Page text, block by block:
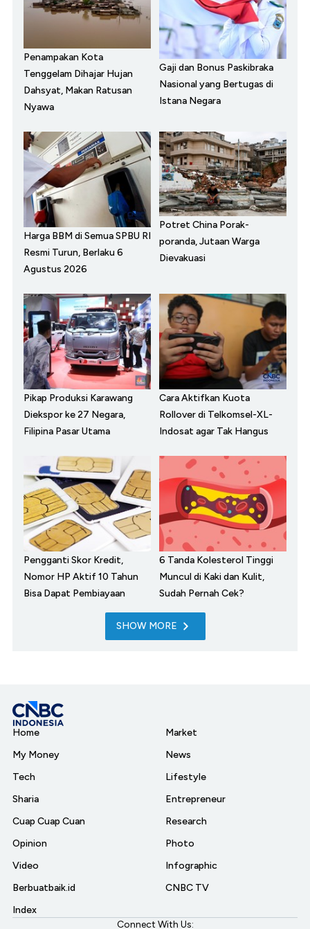
Penampakan Kota
Tenggelam Dihajar Hujan
Dahsyat, Makan Ratusan
Nyawa
Gaji dan Bonus Paskibraka
Nasional yang Bertugas di
Istana Negara
Harga BBM di Semua SPBU RI
Resmi Turun, Berlaku 6
Agustus 2026
Potret China Porak-
poranda, Jutaan Warga
Dievakuasi
Pikap Produksi Karawang
Diekspor ke 27 Negara,
Filipina Pasar Utama
Cara Aktifkan Kuota
Rollover di Telkomsel-XL-
Indosat agar Tak Hangus
Pengganti Skor Kredit,
Nomor HP Aktif 10 Tahun
Bisa Dapat Pembiayaan
6 Tanda Kolesterol Tinggi
Muncul di Kaki dan Kulit,
Sudah Pernah Cek?
SHOW MORE
Home
My Money
Tech
Sharia
Cuap Cuap Cuan
Opinion
Video
Berbuatbaik.id
Index
Market
News
Lifestyle
Entrepreneur
Research
Photo
Infographic
CNBC TV
Connect With Us: